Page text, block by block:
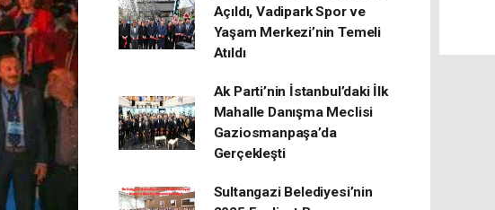
Açıldı, Vadipark Spor ve
Yaşam Merkezi’nin Temeli
Atıldı
Ak Parti’nin İstanbul’daki İlk
Mahalle Danışma Meclisi
Gaziosmanpaşa’da
Gerçekleşti
Sultangazi Belediyesi’nin